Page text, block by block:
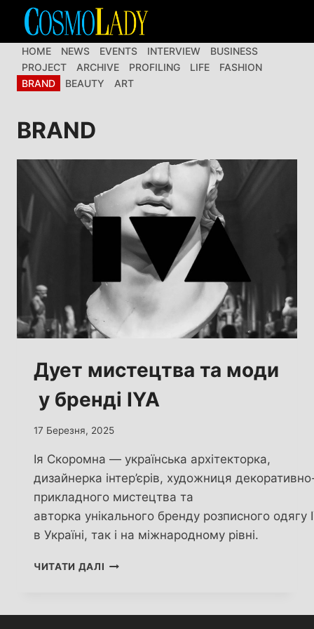
Перейти
вмістуHOME NEWS EVENTS INTERVIEW
BUSINESS
PROJECT
ARCHIVE PROFILING LIFE
FASHION
BRAND
BEAUTY ART
BRAND
Дует мистецтва та моди
у бренді IYA
17 Березня, 2025
Ія Скоромна — українська архітекторка,
дизайнерка інтер’єрів, художниця
прикладного мистецтва та
авторка унікального бренду розписного
в Україні, так і на міжнародному рівні.
ЧИТАТИ ДАЛІ ДУЕТ МИСТЕЦТВА ТА МОДИ У БРЕНДІ